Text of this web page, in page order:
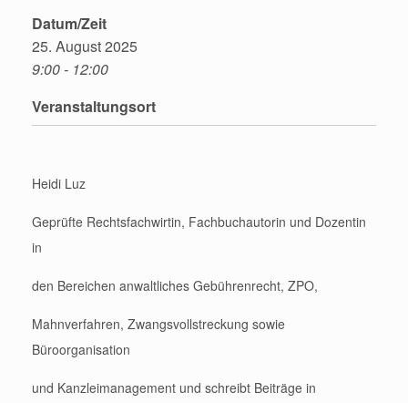
Datum/Zeit
25. August 2025
9:00 - 12:00
Veranstaltungsort
Heidi Luz
Geprüfte Rechtsfachwirtin, Fachbuchautorin und Dozentin
in
den Bereichen anwaltliches Gebührenrecht, ZPO,
Mahnverfahren, Zwangsvollstreckung sowie
Büroorganisation
und Kanzleimanagement und schreibt Beiträge in